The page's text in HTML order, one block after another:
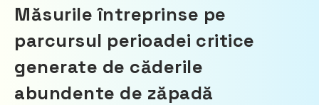
Măsurile întreprinse pe
parcursul perioadei critice
generate de căderile
abundente de zăpadă